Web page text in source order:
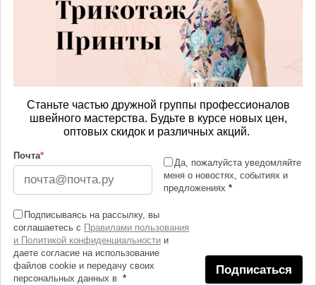
Ткань муслин синий
815.00 руб
В корзину
Ткань бязь синий трактор
В корзину
Станьте частью дружной группы профессионалов
швейного мастерства. Будьте в курсе новых цен,
оптовых скидок и различных акций.
Почта*
Да, пожалуйста уведомляйте
меня о новостях, событиях и
предложениях *
Подписываясь на рассылку, вы
соглашаетесь с Правилами пользования
и Политикой конфиденциальности и
даете согласие на использование
файлов cookie и передачу своих
персональных данных в *
Подписаться